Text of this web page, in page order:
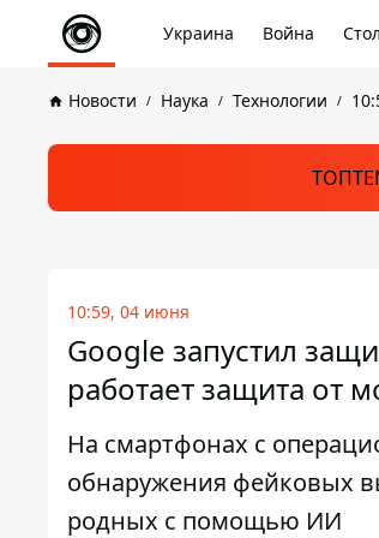
Украина Война
Новости Наука Технологии
10:59, 04 июня
Google запустил
работает защита от
На смартфонах с
обнаружения фейковых
родных с помощью ИИ